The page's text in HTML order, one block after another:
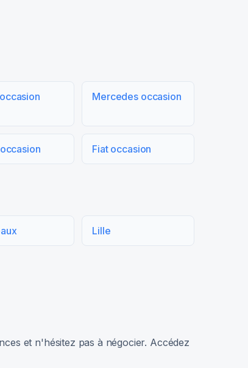
Mercedes occasion
Fiat occasion
Lille
et n'hésitez pas à négocier. Accédez